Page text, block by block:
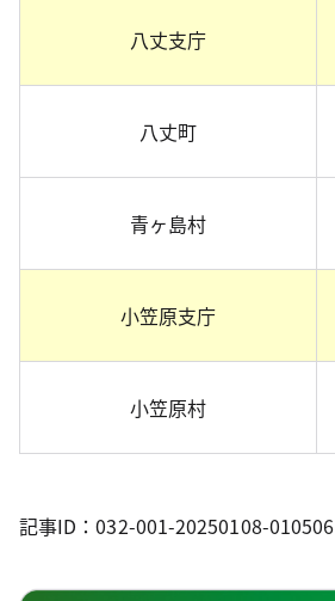
八丈支庁
八丈町
青ヶ島村
小笠原支庁
小笠原村
記事ID：032-001-20250108-010506